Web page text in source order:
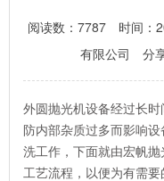
阅读数：7787 时间：
有限公司
分
外圆抛光机设备经过长
防内部杂质过多而影响
洗工作，下面就由宏帆
工艺流程，以便为有需要